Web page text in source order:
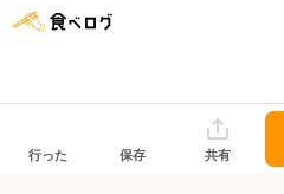
行った 保存 共有